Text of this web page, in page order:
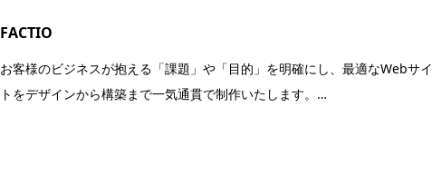
FACTIO
お客様のビジネスが抱える「課題」や「目的」を明確にし、最適なWebサイ
トをデザインから構築まで一気通貫で制作いたします。…